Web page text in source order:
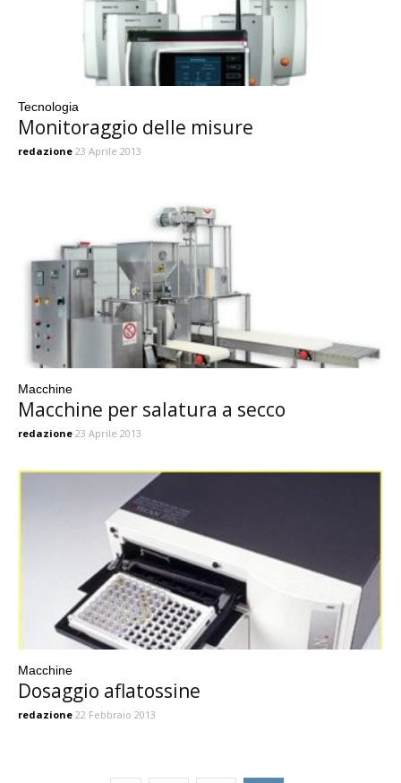
Tecnologia
Monitoraggio delle misure
redazione 23 Aprile 2013
Macchine
Macchine per salatura a secco
redazione 23 Aprile 2013
Macchine
Dosaggio aflatossine
redazione 22 Febbraio 2013